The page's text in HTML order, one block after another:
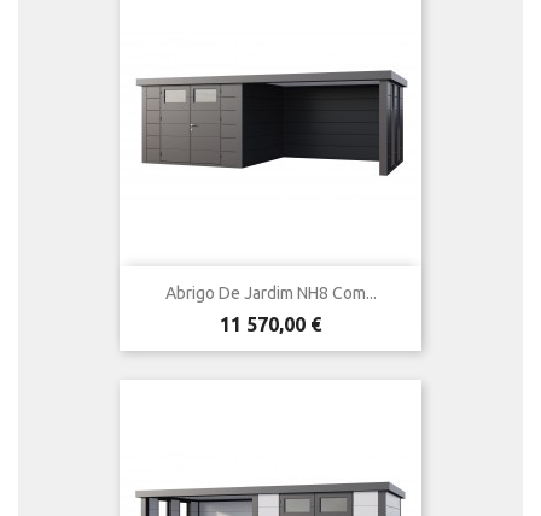
Abrigo De Jardim NH8 Com...
Preço
11 570,00 €